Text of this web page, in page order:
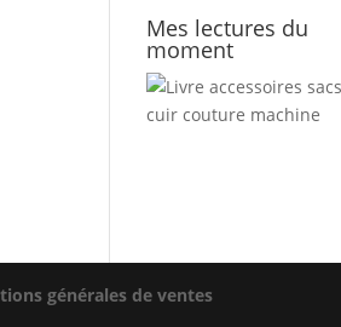
Mes lectures du
moment
générales de ventes